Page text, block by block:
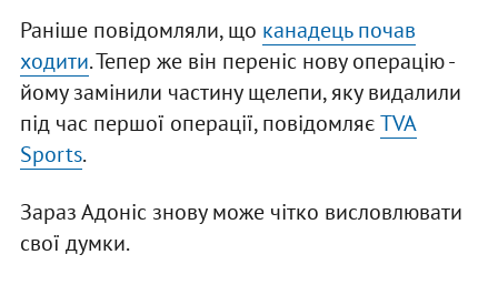
Раніше повідомляли, що канадець почав
ходити. Тепер же він переніс нову операцію -
йому замінили частину щелепи, яку видалили
під час першої операції, повідомляєTVA
Sports.
Зараз Адоніс знову може чітко висловлювати
свої думки.